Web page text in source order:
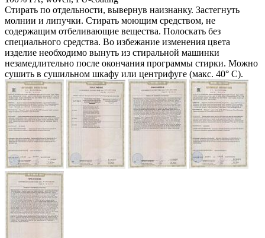
Стирать по отдельности, вывернув наизнанку. Застегнуть
молнии и липучки. Стирать моющим средством, не
содержащим отбеливающие вещества. Полоскать без
специального средства. Во избежание изменения цвета
изделие необходимо вынуть из стиральной машинки
незамедлительно после окончания программы стирки. Можно
сушить в сушильном шкафу или центрифуге (макс. 40° C).